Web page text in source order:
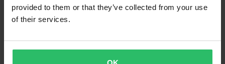
provided to them or that they’ve collected from your use
of their services.